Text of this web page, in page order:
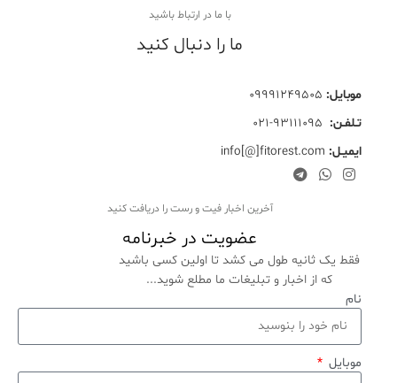
با ما در ارتباط باشید
ما را دنبال کنید
موبایل:
09991249505
تـلفـن: 93111095-021
ایمیـل:
آخرین اخبار فیت و رست را دریافت کنید
عضویت در خبرنامه
فقط یک ثانیه طول می کشد تا اولین کسی باشید
که از اخبار و تبلیغات ما مطلع شوید...
نام
موبایل